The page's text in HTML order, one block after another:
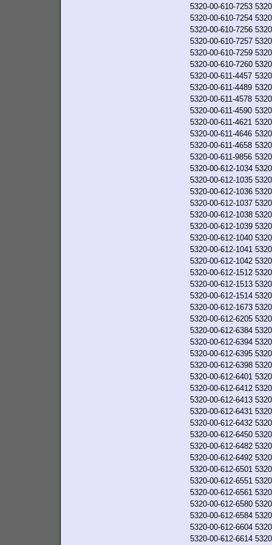
5320-00-610-7253
5320-00-610-7254
5320-00-610-7256
5320-00-610-7257
5320-00-610-7259
5320-00-610-7260
5320-00-611-4457
5320-00-611-4489
5320-00-611-4578
5320-00-611-4590
5320-00-611-4621
5320-00-611-4646
5320-00-611-4658
5320-00-611-9856
5320-00-612-1034
5320-00-612-1035
5320-00-612-1036
5320-00-612-1037
5320-00-612-1038
5320-00-612-1039
5320-00-612-1040
5320-00-612-1041
5320-00-612-1042
5320-00-612-1512
5320-00-612-1513
5320-00-612-1514
5320-00-612-1673
5320-00-612-6205
5320-00-612-6384
5320-00-612-6394
5320-00-612-6395
5320-00-612-6398
5320-00-612-6401
5320-00-612-6412
5320-00-612-6413
5320-00-612-6431
5320-00-612-6432
5320-00-612-6450
5320-00-612-6482
5320-00-612-6492
5320-00-612-6501
5320-00-612-6551
5320-00-612-6561
5320-00-612-6580
5320-00-612-6584
5320-00-612-6604
5320-00-612-6614